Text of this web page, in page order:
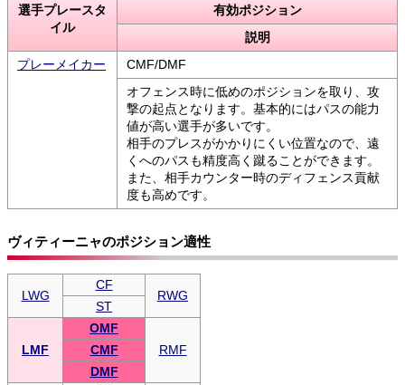
選手プレースタ
イル
有効ポジション
説明
プレーメイカー
CMF/DMF
オフェンス時に低めのポジションを取り、攻
撃の起点となります。基本的にはパスの能力
値が高い選手が多いです。
相手のプレスがかかりにくい位置なので、遠
くへのパスも精度高く蹴ることができます。
また、相手カウンター時のディフェンス貢献
度も高めです。
ヴィティーニャのポジション適性
LWG
CF
RWG
ST
LMF
OMF
RMF
CMF
DMF